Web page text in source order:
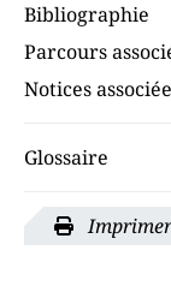
Bibliographie
Parcours
Notices
Glossaire